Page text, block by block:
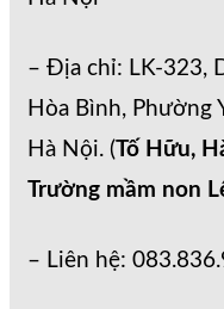
– Địa chỉ: LK-323,
Hòa Bình, Phường
Hà Nội. (Tố Hữu,
Trường mầm non
– Liên hệ: